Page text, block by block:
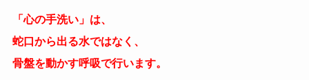
「心の手洗い」は、
蛇口から出る水ではなく、
骨盤を動かす呼吸で行います。